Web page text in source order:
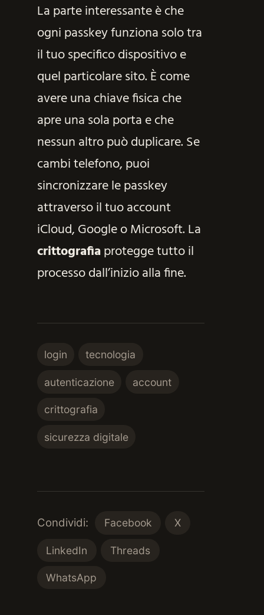
La parte interessante è che
ogni passkey funziona solo tra
il tuo specifico dispositivo e
quel particolare sito. È come
avere una chiave fisica che
apre una sola porta e che
nessun altro può duplicare. Se
cambi telefono, puoi
sincronizzare le passkey
attraverso il tuo account
iCloud, Google o Microsoft. La
crittografiaprotegge tutto il
processo dall’inizio alla fine.
login tecnologia
autenticazione account
crittografia
sicurezza digitale
Condividi: Facebook X
LinkedIn Threads
WhatsApp